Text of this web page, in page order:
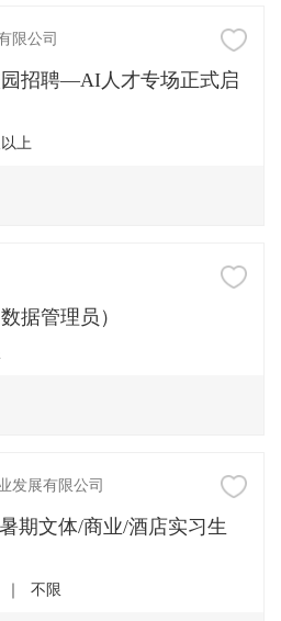
限公司
园招聘—AI人才专场正式启
上
据管理员）
发展有限公司
期文体/商业/酒店实习生
不限